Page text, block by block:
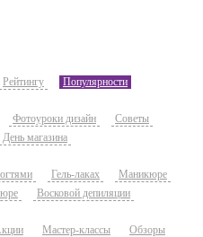
Рейтингу Популярности
Фотоуроки дизайн
Советы
День магазина
Гель-лаках
Маникюре
Восковой депиляции
Мастер-классы
Обзоры